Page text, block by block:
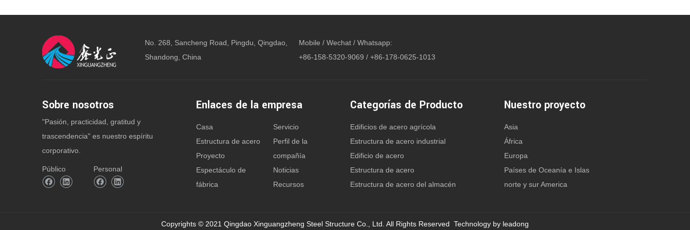
No. 268, Sancheng Road, Pingdu, Qingdao,
Shandong, China
Mobile / Wechat / Whatsapp:
+86-158-5320-9069 / +86-178-0625-1013
Sobre nosotros
"Pasión, practicidad, gratitud y
trascendencia" es nuestro espíritu
corporativo.
Público Personal
Enlaces de la empresa
Casa
Estructura de acero
Proyecto
Espectáculo de
fábrica
Servicio
Perfil de la
compañía
Noticias
Recursos
Categorías de Producto
Edificios de acero agrícola
Estructura de acero industrial
Edificio de acero
Estructura de acero
Estructura de acero del almacén
Nuestro proyecto
Asia
África
Europa
Países de Oceanía e Islas
norte y sur America
Copyrights © 2021 Qingdao Xinguangzheng Steel Structure Co., Ltd. All Rights Reserved Technology by leadong